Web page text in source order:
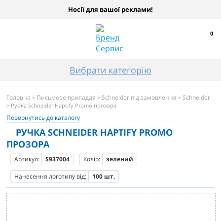
Носії для вашої реклами!
0
Вибрати категорію
Головна > Письмове приладдя >Schneider під замовлення >Schneider
> Ручка Schneider Haptify Promo прозора
Повернутись до каталогу
РУЧКА SCHNEIDER HAPTIFY PROMO
ПРОЗОРА
Артикул: S937004 Колір: зелений
Нанесення логотипу від: 100 шт.